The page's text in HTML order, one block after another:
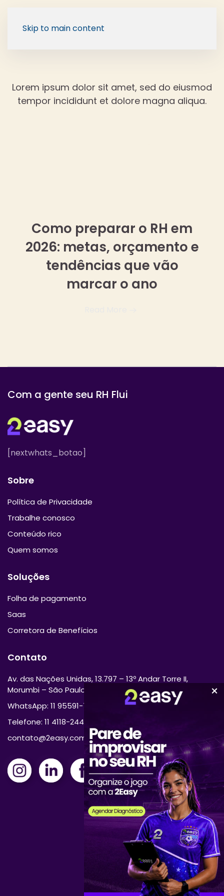
Skip to main content
Lorem ipsum dolor sit amet, sed do eiusmod
tempor incididunt et dolore magna aliqua.
Como preparar o RH em
2026: metas, orçamento e
tendências que vão
marcar o ano
Com a gente seu RH Flui
[nextwhats_botao]
Sobre
Política de Privacidade
Trabalhe conosco
Conteúdo rico
Quem somos
Soluções
Folha de pagamento
Saas
Corretora de Benefícios
Contato
Av. das Nações Unidas, 13.797 – 13º Andar Torre II,
Morumbi – São Paulo/SP 04794-000
WhatsApp: 11 95591-7870
Telefone: 11 4118-2444
contato@2easy.com.br